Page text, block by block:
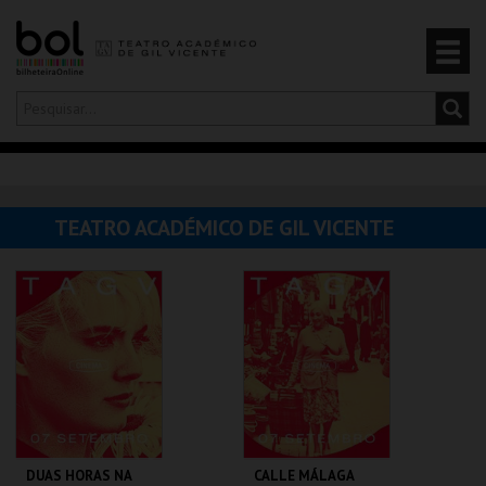
Olá,iniciar sessão
CARRINHO
EVENTOS
CARTÕES
PRODUTOS
TEATRO ACADÉMICO DE GIL VICENTE
DUAS HORAS NA
CALLE MÁLAGA